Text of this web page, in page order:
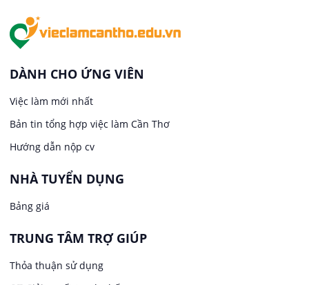
In ấn / Xuất bản
Kế toán
Lái xe
Lao Động Phổ Thông
Lễ tân
May mặc
Việc làm tại An Bình
Việc làm tại Long Tuyền
Việc làm tại Hưng Phú
Việc làm tại Phước Thới
Việc làm tại Thới Long
Việc làm tại Trung Nhất
DÀNH CHO ỨNG VIÊN
Việc làm mới nhất
Bản tin tổng hợp việc làm Cần Thơ
Hướng dẫn nộp cv
NHÀ TUYỂN DỤNG
Bảng giá
TRUNG TÂM TRỢ GIÚP
Thỏa thuận sử dụng